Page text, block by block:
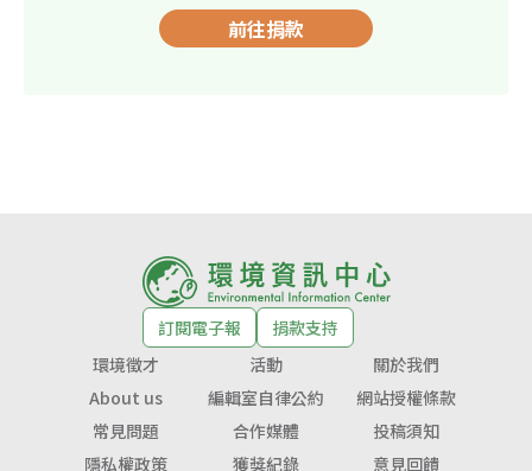
前往捐款
訂閱電子報
捐款支持
環境徵才
活動
關於我們
About us
編輯室自律公約
網站授權條款
常見問題
合作媒體
投稿須知
隱私權政策
獲獎紀錄 意見回饋